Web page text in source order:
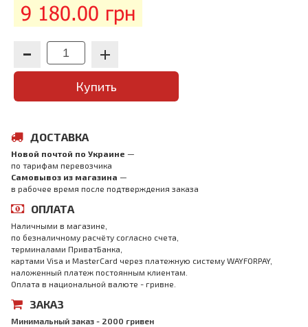
9 180.00 грн
Купить
ДОСТАВКА
Новой почтой по Украине —
по тарифам перевозчика
Самовывоз из магазина —
в рабочее время после подтверждения заказа
ОПЛАТА
Наличными в магазине,
по безналичному расчёту согласно счета,
терминалами ПриватБанка,
картами Visa и MasterCard через платежную систему WAYFORPAY,
наложенный платеж постоянным клиентам.
Оплата в национальной валюте - гривне.
ЗАКАЗ
Минимальный заказ - 2000 гривен